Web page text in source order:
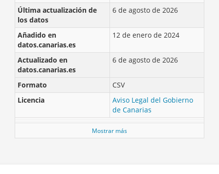
Última actualización de
los datos
6 de agosto de 2026
Añadido en
datos.canarias.es
12 de enero de 2024
Actualizado en
datos.canarias.es
6 de agosto de 2026
Formato
CSV
Licencia
Aviso Legal del Gobierno
de Canarias
Mostrar más